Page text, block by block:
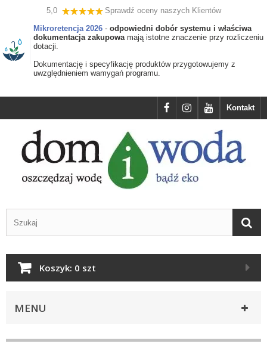
5,0
Sprawdź oceny naszych Klientów
Mikroretencja 2026 - odpowiedni dobór systemu i właściwa
dokumentacja zakupowamają istotne znaczenie przy rozliczeniu
dotacji.
Dokumentację i specyfikację produktów przygotowujemy z
uwzględnieniem wamygań programu.
Kontakt
Koszyk: 0 szt
MENU